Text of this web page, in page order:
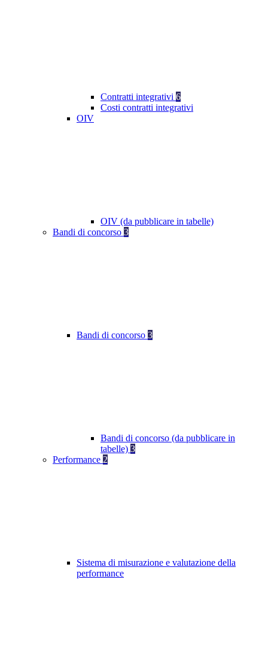
Contratti integrativi 6
Costi contratti integrativi
OIV
OIV (da pubblicare in tabelle)
Bandi di concorso 3
Bandi di concorso 3
Bandi di concorso (da pubblicare in
tabelle) 3
Performance 2
Sistema di misurazione e valutazione della
performance